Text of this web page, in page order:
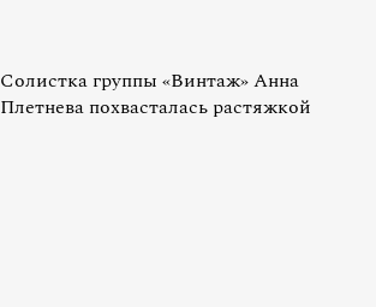
Солистка группы «Винтаж» Анна
Плетнева похвасталась растяжкой